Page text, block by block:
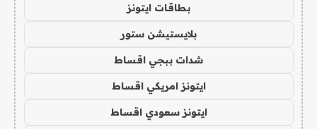
بطاقات ايتونز
بلايستيشن ستور
شدات ببجي اقساط
ايتونز امريكي اقساط
ايتونز سعودي اقساط